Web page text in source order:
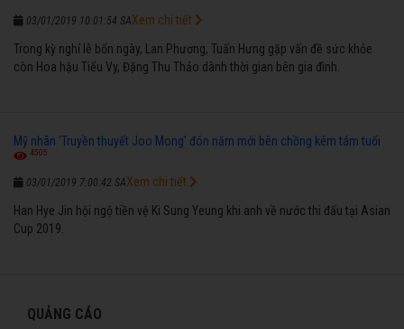
03/01/2019 10:01:54 SA
Trong kỳ nghỉ lễ bốn ngày, Lan Phương, Tuấn Hưng gặp vấn đề sức khỏe
còn Hoa hậu Tiểu Vy, Đặng Thu Thảo dành thời gian bên gia đình.
Xem chi tiết
Mỹ nhân 'Truyền thuyết Joo Mong' đón năm mới bên chồng kém tám tuổi
4505
03/01/2019 7:00:42 SA
Han Hye Jin hội ngộ tiền vệ Ki Sung Yeung khi anh về nước thi đấu tại Asian
Cup 2019.
Xem chi tiết
QUẢNG CÁO